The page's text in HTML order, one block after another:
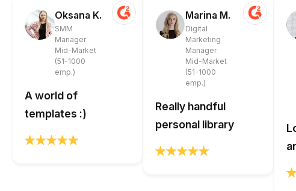
Oksana K.
SMM
Manager
Mid-Market
(51-1000
emp.)
A world of
templates :)
Marina M.
Digital
Marketing
Manager
Mid-Market
(51-1000
emp.)
Really handful
personal library